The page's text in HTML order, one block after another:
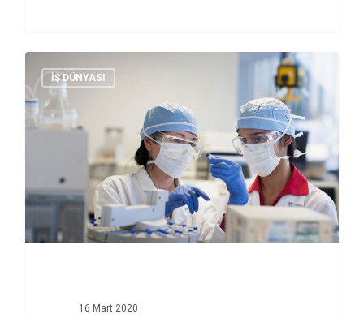
İŞ DÜNYASI
16 Mart 2020